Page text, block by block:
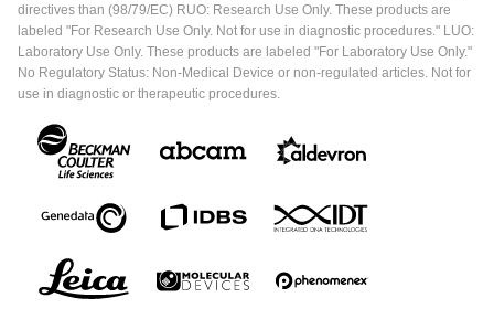
directives than (98/79/EC) RUO: Research Use Only. These products are
labeled "For Research Use Only. Not for use in diagnostic procedures." LUO:
Laboratory Use Only. These products are labeled "For Laboratory Use Only."
No Regulatory Status: Non-Medical Device or non-regulated articles. Not for
use in diagnostic or therapeutic procedures.